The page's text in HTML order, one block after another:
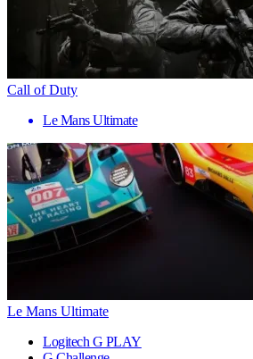
Call of Duty
Le Mans Ultimate
Le Mans Ultimate
Logitech G PLAY